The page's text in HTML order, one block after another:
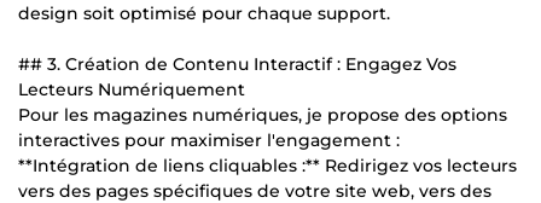
design soit optimisé pour chaque support.
## 3. Création de Contenu Interactif : Engagez Vos
Lecteurs Numériquement
Pour les magazines numériques, je propose des options
interactives pour maximiser l'engagement :
**Intégration de liens cliquables :** Redirigez vos lecteurs
vers des pages spécifiques de votre site web, vers des